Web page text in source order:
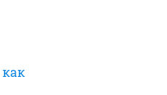
как